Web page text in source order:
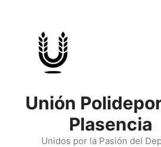
Unión
Plasencia
Unidos por la Pasión del